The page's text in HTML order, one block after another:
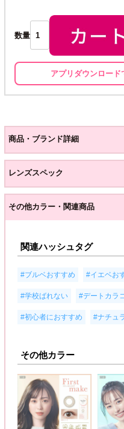
数量
アプリダウンロー
商品・ブランド詳細
レンズスペック
その他カラー・関連商品
関連ハッシュタグ
#ブルベおすすめ #イエベお
#学校ばれない #デートカラ
#初心者におすすめ #ナチュ
その他カラー